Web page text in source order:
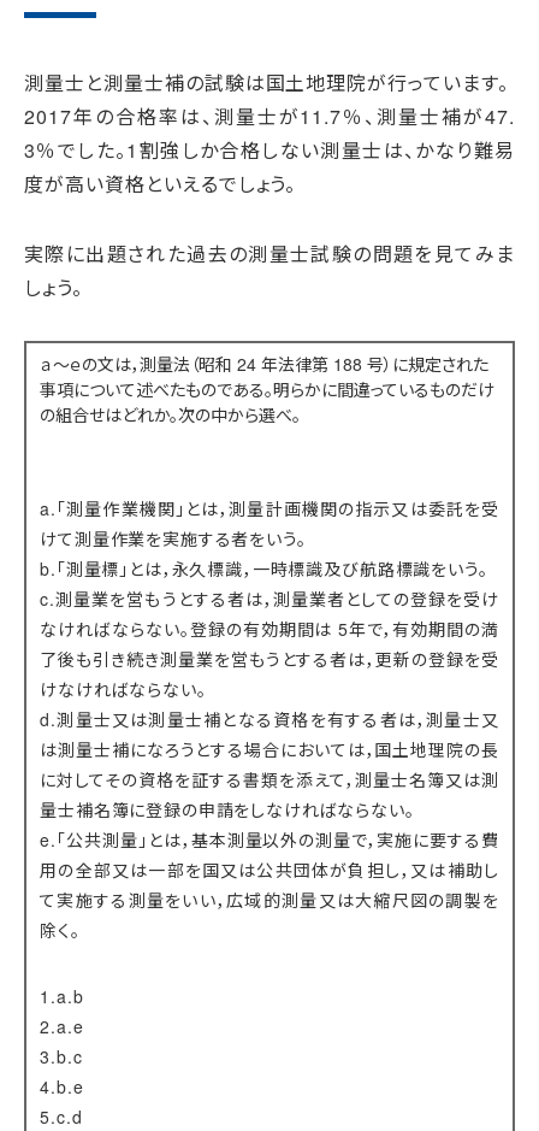
測量士と測量士補の試験は国土地理院が行っています。
2017年の合格率は、測量士が11.7％、測量士補が47.
3％でした。1割強しか合格しない測量士は、かなり難易
度が高い資格といえるでしょう。
実際に出題された過去の測量士試験の問題を見てみま
しょう。
ａ～ｅの文は，測量法（昭和 24 年法律第 188 号）に規定された
事項について述べたものである。明らかに間違っているものだけ
の組合せはどれか。次の中から選べ。
a.「測量作業機関」とは，測量計画機関の指示又は委託を受
けて測量作業を実施する者をいう。
b.「測量標」とは，永久標識，一時標識及び航路標識をいう。
c.測量業を営もうとする者は，測量業者としての登録を受け
なければならない。登録の有効期間は 5年で，有効期間の満
了後も引き続き測量業を営もうとする者は，更新の登録を受
けなければならない。
d.測量士又は測量士補となる資格を有する者は，測量士又
は測量士補になろうとする場合においては，国土地理院の長
に対してその資格を証する書類を添えて，測量士名簿又は測
量士補名簿に登録の申請をしなければならない。
e.「公共測量」とは，基本測量以外の測量で，実施に要する費
用の全部又は一部を国又は公共団体が負担し，又は補助し
て実施する測量をいい，広域的測量又は大縮尺図の調製を
除く。
1.a.b
2.a.e
3.b.c
4.b.e
5.c.d